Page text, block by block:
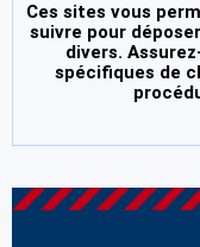
Ces sites vous
suivre pour
divers.
spécifiques de